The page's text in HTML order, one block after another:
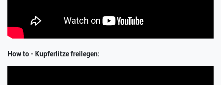
How to - Kupferlitze freilegen: